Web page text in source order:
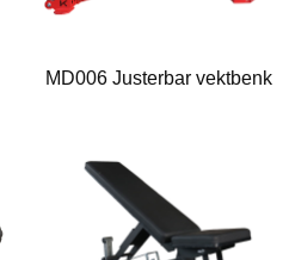
MD006 Justerbar vektbenk